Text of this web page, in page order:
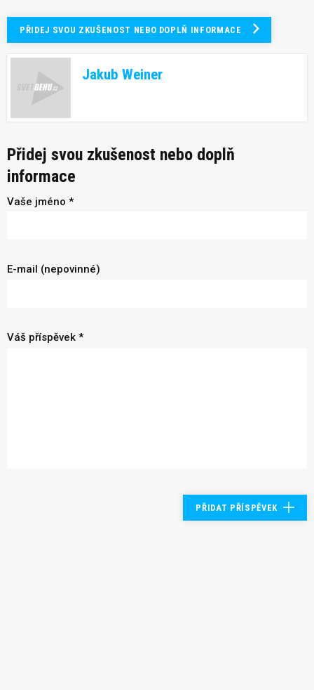
PŘIDEJ SVOU ZKUŠENOST NEBO DOPLŇ INFORMACE
Jakub Weiner
Přidej svou zkušenost nebo doplň
informace
Vaše jméno *
E-mail (nepovinné)
Váš příspěvek *
PŘIDAT PŘÍSPĚVEK